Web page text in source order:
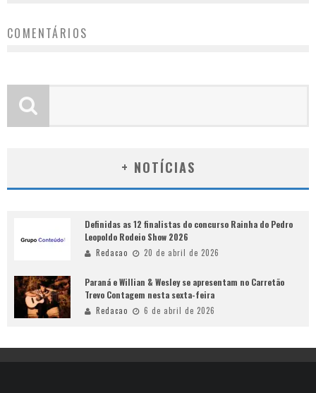
COMENTÁRIOS
+ NOTÍCIAS
Definidas as 12 finalistas do concurso Rainha do Pedro
Leopoldo Rodeio Show 2026
Redacao 20 de abril de 2026
Paraná e Willian & Wesley se apresentam no Carretão
Trevo Contagem nesta sexta-feira
Redacao 6 de abril de 2026